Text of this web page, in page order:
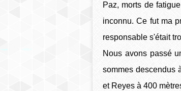
Paz, morts de
inconnu. Ce fut ma
responsable s'était
Nous avons passé
sommes descendus
et Reyes à 400